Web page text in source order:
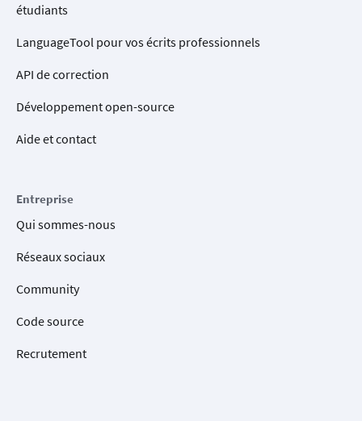
étudiants
LanguageTool pour vos écrits professionnels
API de correction
Développement open-source
Aide et contact
Entreprise
Qui sommes-nous
Réseaux sociaux
Community
Code source
Recrutement